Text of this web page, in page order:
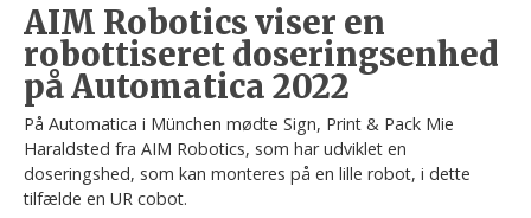
AIM Robotics viser en
robottiseret doseringsenhed
på Automatica 2022
På Automatica i München mødte Sign, Print & Pack Mie
Haraldsted fra AIM Robotics, som har udviklet en
doseringshed, som kan monteres på en lille robot, i dette
tilfælde en UR cobot.